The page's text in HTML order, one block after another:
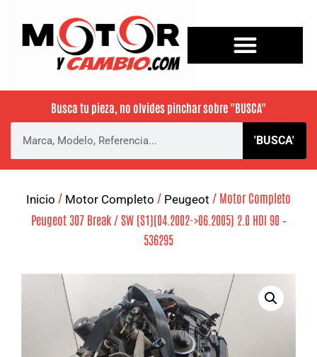
Busca tu pieza, no olvides pinchar sobre "BUSCA"
'BUSCA'
Inicio / Motor Completo / Peugeot / Motor Completo
Peugeot 307 Break / SW (S1)(04.2002->06.2005) 2.0 HDI 90 –
536295